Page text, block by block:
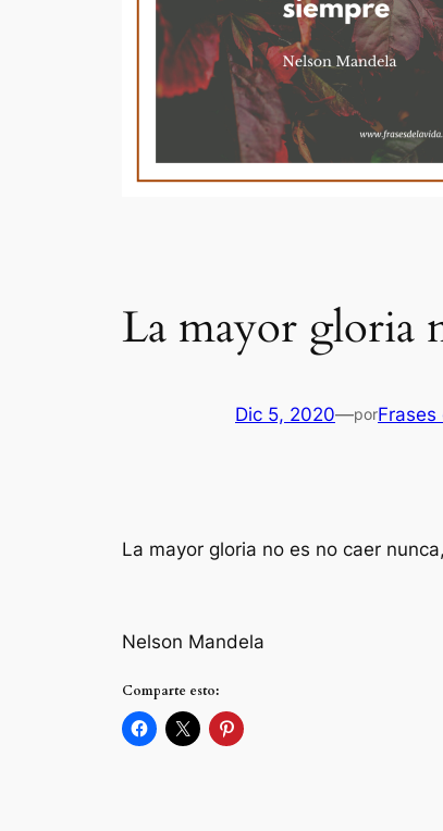
La mayor gloria
Dic 5, 2020—porFrases
La mayor gloria no es no caer
Nelson Mandela
Comparte esto: